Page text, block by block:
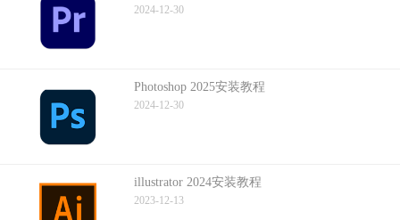
2024-12-30
Photoshop 2025安装教程
2024-12-30
illustrator 2024安装教程
2023-12-13